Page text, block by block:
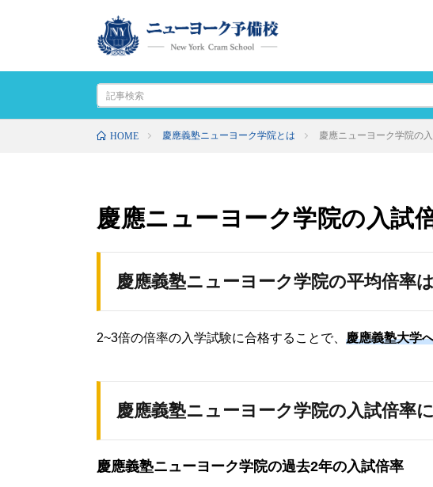
HOME 慶應義塾ニューヨーク学院とは 慶應ニューヨーク学院の
慶應ニューヨーク学院の入試
慶應義塾ニューヨーク学院の平均倍率
2~3倍の倍率の入学試験に合格することで、 慶應義塾大学
慶應義塾ニューヨーク学院の入試倍率
慶應義塾ニューヨーク学院の過去2年の入試倍率